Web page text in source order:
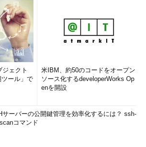
ェクト
ール」で
米IBM、約50のコードをオープン
ソース化するdeveloperWorks Op
enを開設
サーバーの公開鍵管理を効率化するには？ ssh-
コマンド